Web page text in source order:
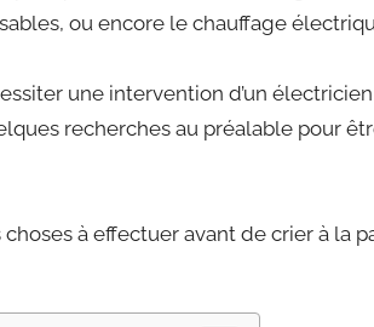
ou encore le chauffage
une intervention d’un
recherches au préalable pour
à effectuer avant de crier à la